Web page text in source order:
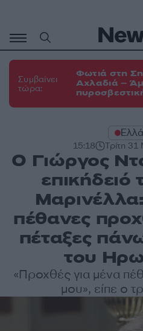
περιεχόμενο
Συμβαίνει
τώρα:
Φωτιά στη
Αχλαδιά –
15:18 Τρίτη
Ο Γιώργος
επικήδειό
πέθανες
πέταξες
του
«Προχθές για μένα
μου», είπε ο